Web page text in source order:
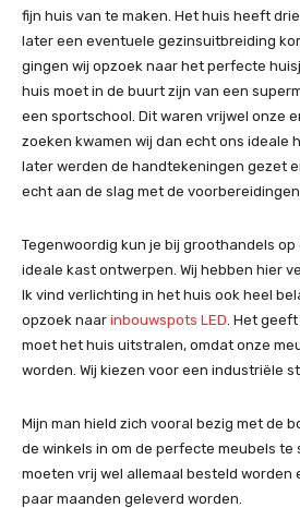
fijn huis van te maken. Het huis heeft
later een eventuele gezinsuitbreiding
gingen wij opzoek naar het perfecte
huis moet in de buurt zijn van een
een sportschool. Dit waren vrijwel onze
zoeken kwamen wij dan echt ons ideale
later werden de handtekeningen gezet
echt aan de slag met de voorbereidingen.
Tegenwoordig kun je bij groothandels
ideale kast ontwerpen. Wij hebben hier
Ik vind verlichting in het huis ook heel
opzoek naar inbouwspots LED . Het
moet het huis uitstralen, omdat onze
worden. Wij kiezen voor een industriële
Mijn man hield zich vooral bezig met de
de winkels in om de perfecte meubels te
moeten vrij wel allemaal besteld worden
paar maanden geleverd worden.